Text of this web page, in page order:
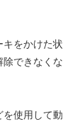
をかけた状
できなくな
使用して動